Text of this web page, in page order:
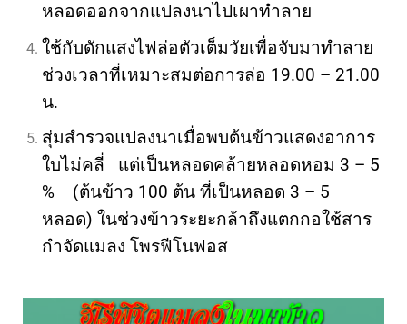
หลอดออกจากแปลงนาไปเผาทำลาย
ใช้กับดักแสงไฟล่อตัวเต็มวัยเพื่อจับมาทำลาย
ช่วงเวลาที่เหมาะสมต่อการล่อ 19.00 – 21.00
น.
สุ่มสำรวจแปลงนาเมื่อพบต้นข้าวแสดงอาการ
ใบไม่คลี่ แต่เป็นหลอดคล้ายหลอดหอม 3 – 5
% (ต้นข้าว 100 ต้น ที่เป็นหลอด 3 – 5
หลอด) ในช่วงข้าวระยะกล้าถึงแตกกอใช้สาร
กำจัดแมลง โพรฟีโนฟอส